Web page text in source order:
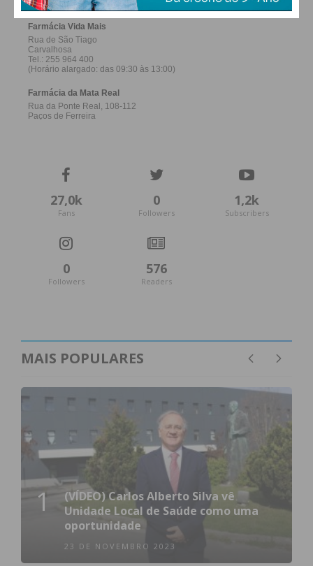
27,0k
Fans
0
Followers
1,2k
Subscribers
0
Followers
576
Readers
MAIS POPULARES
1
(VÍDEO) Carlos Alberto Silva vê
Unidade Local de Saúde como uma
oportunidade
23 DE NOVEMBRO 2023